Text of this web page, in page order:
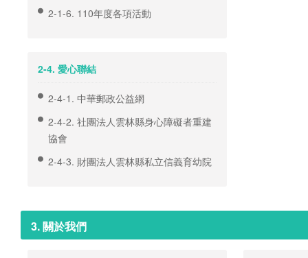
2-1-6. 110年度各項活動
2-4. 愛心聯結
2-4-1. 中華郵政公益網
2-4-2. 社團法人雲林縣身心障礙者重建
協會
2-4-3. 財團法人雲林縣私立信義育幼院
3. 關於我們